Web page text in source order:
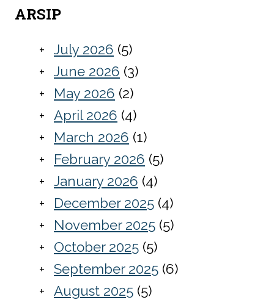
ARSIP
July 2026 (5)
June 2026 (3)
May 2026 (2)
April 2026 (4)
March 2026 (1)
February 2026 (5)
January 2026 (4)
December 2025 (4)
November 2025 (5)
October 2025 (5)
September 2025 (6)
August 2025 (5)